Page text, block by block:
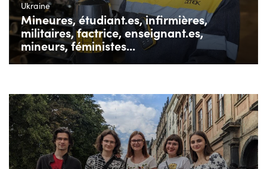
Ukraine
Mineures, étudiant.es, infirmières,
militaires, factrice, enseignant.es,
mineurs, féministes...